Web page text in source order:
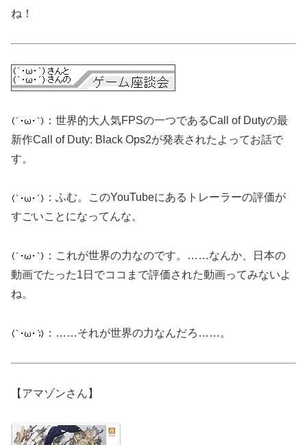
ね！
：世界的大人気FPSの一つであるCall of Dutyの最
新作Call of Duty: Black Ops2が発表されたよってお話で
す。
：ふむ。このYouTubeにあるトレーラーの評価が
すごいことになってんな。
：これが世界の力なのです。……なんか、日本の
動画でたった1日でココまで評価された動画ってみないよ
ね。
：……それが世界の力なんだろ……。
【アマゾンさん】